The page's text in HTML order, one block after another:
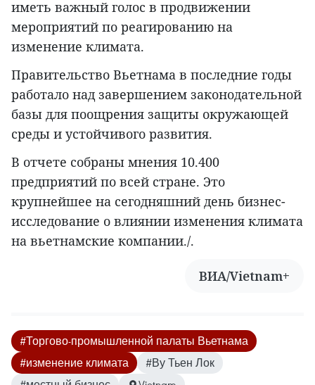
иметь важный голос в продвижении
мероприятий по реагированию на
изменение климата.
Правительство Вьетнама в последние годы
работало над завершением законодательной
базы для поощрения защиты окружающей
среды и устойчивого развития.
В отчете собраны мнения 10.400
предприятий по всей стране. Это
крупнейшее на сегодняшний день бизнес-
исследование о влиянии изменения климата
на вьетнамские компании./.
ВИА/Vietnam+
#Торгово-промышленной палаты Вьетнама
#изменение климата
#Ву Тьен Лок